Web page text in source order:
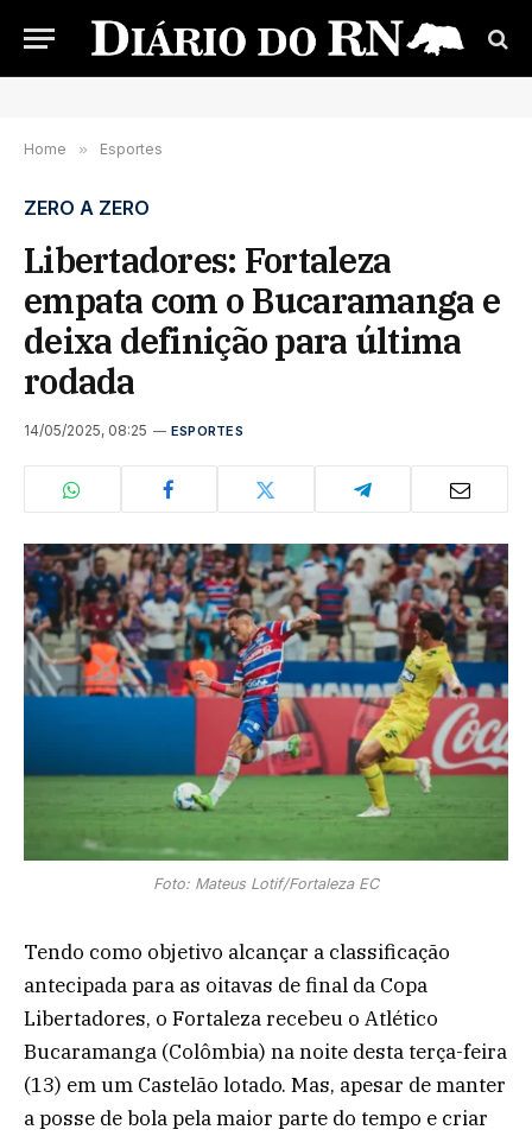
Home » Esportes
ZERO A ZERO
Libertadores: Fortaleza
empata com o Bucaramanga e
deixa definição para última
rodada
14/05/2025, 08:25 ESPORTES
Foto: Mateus Lotif/Fortaleza EC
Tendo como objetivo alcançar a classificação
antecipada para as oitavas de final da Copa
Libertadores, o Fortaleza recebeu o Atlético
Bucaramanga (Colômbia) na noite desta terça-feira
(13) em um Castelão lotado. Mas, apesar de manter
a posse de bola pela maior parte do tempo e criar